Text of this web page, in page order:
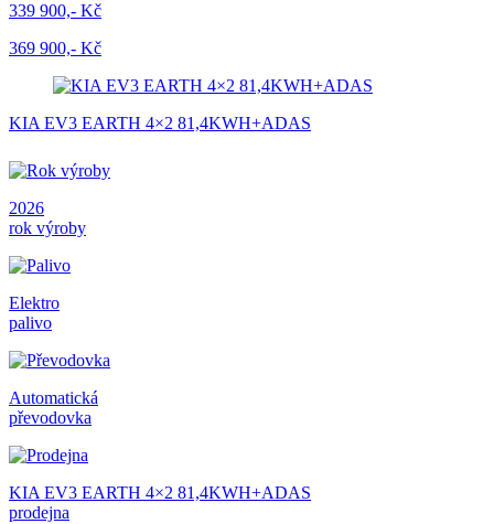
339 900,- Kč
369 900,- Kč
KIA EV3 EARTH 4×2 81,4KWH+ADAS
2026
rok výroby
Elektro
palivo
Automatická
převodovka
KIA EV3 EARTH 4×2 81,4KWH+ADAS
prodejna